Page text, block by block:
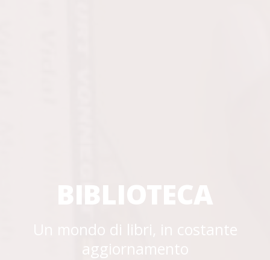
BIBLIOTECA
Un mondo di libri, in costante
aggiornamento